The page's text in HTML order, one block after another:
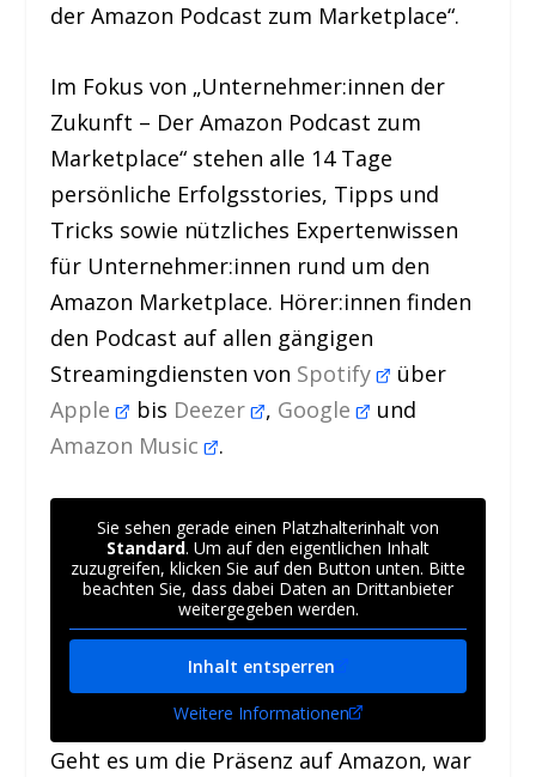
der Amazon Podcast zum Marketplace“.
Im Fokus von „Unternehmer:innen der
Zukunft – Der Amazon Podcast zum
Marketplace“ stehen alle 14 Tage
persönliche Erfolgsstories, Tipps und
Tricks sowie nützliches Expertenwissen
für Unternehmer:innen rund um den
Amazon Marketplace. Hörer:innen finden
den Podcast auf allen gängigen
Streamingdiensten von Spotify
über
Apple
bis Deezer , Google
und
Amazon Music .
Sie sehen gerade einen Platzhalterinhalt von
Standard. Um auf den eigentlichen Inhalt
zuzugreifen, klicken Sie auf den Button unten. Bitte
beachten Sie, dass dabei Daten an Drittanbieter
weitergegeben werden.
Inhalt entsperren
Weitere Informationen
Geht es um die Präsenz auf Amazon, war